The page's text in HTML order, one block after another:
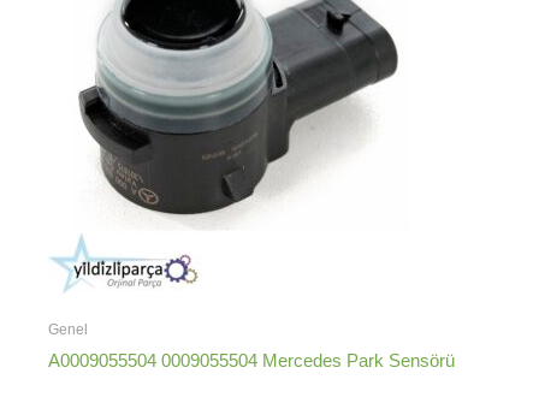
Genel
A0009055504 0009055504 Mercedes Park Sensörü